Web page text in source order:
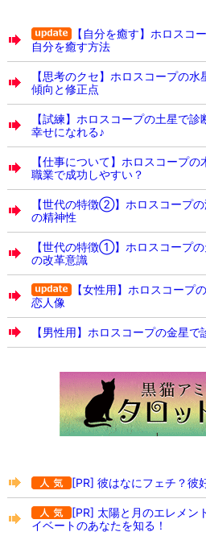
【自分を癒す】ホロスコ
自分を癒す方法
【思考のクセ】ホロスコープの
傾向と修正点
【試練】ホロスコープの土星で
幸せになれる♪
【仕事について】ホロスコープ
職業で成功しやすい？
【世代の特徴②】ホロスコープ
の精神性
【世代の特徴①】ホロスコープ
の改革意識
【女性用】ホロスコープ
恋人像
【男性用】ホロスコープの金星
[PR] 彼はなにフェチ？彼
[PR] 太陽と月のエレメン
イベートのあなたを知る！